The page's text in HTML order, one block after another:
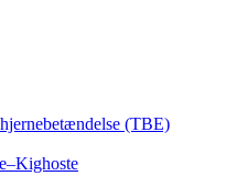
(TBE)